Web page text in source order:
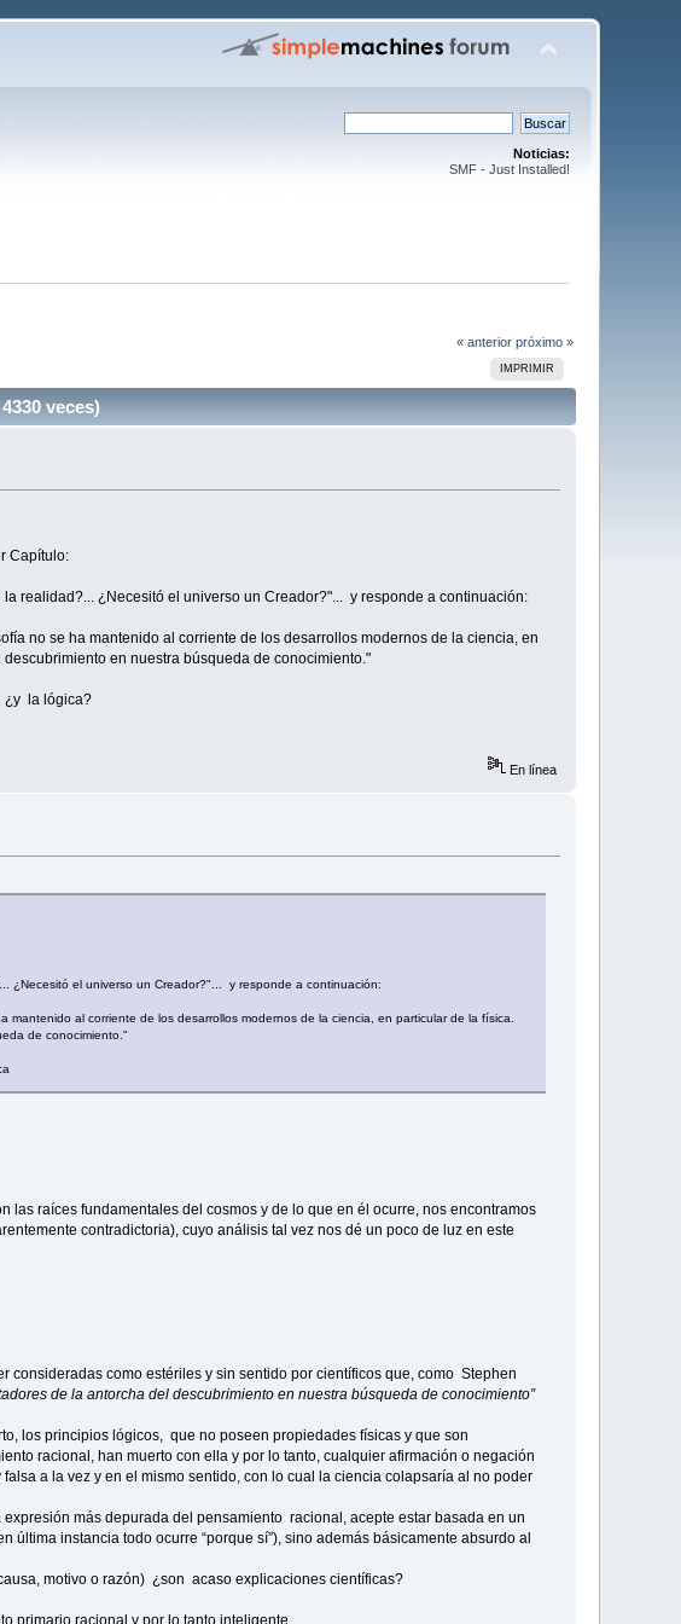
Noticias:
SMF - Just Installed!
« anterior próximo »
IMPRIMIR
veces)
Capítulo:
realidad?... ¿Necesitó el universo un Creador?"... y responde a continuación:
no se ha mantenido al corriente de los desarrollos modernos de la ciencia, en
en nuestra búsqueda de conocimiento."
¿y la lógica?
En línea
¿Necesitó el universo un Creador?"... y responde a continuación:
al corriente de los desarrollos modernos de la ciencia, en particular de la física.
de conocimiento."
raíces fundamentales del cosmos y de lo que en él ocurre, nos encontramos
contradictoria), cuyo análisis tal vez nos dé un poco de luz en este
consideradas como estériles y sin sentido por científicos que, como Stephen
de la antorcha del descubrimiento en nuestra búsqueda de conocimiento”
los principios lógicos, que no poseen propiedades físicas y que son
racional, han muerto con ella y por lo tanto, cualquier afirmación o negación
a la vez y en el mismo sentido, con lo cual la ciencia colapsaría al no poder
más depurada del pensamiento racional, acepte estar basada en un
instancia todo ocurre “porque sí”), sino además básicamente absurdo al
motivo o razón) ¿son acaso explicaciones científicas?